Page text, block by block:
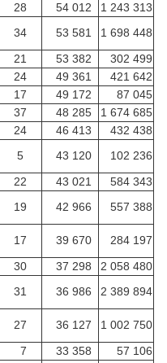
28 54 012
1 243 313
34 53 581
1 698 448
21 53 382
302 499
24 49 361
421 642
17 49 172
87 045
37 48 285
1 674 685
24 46 413
432 438
5 43 120
102 236
22 43 021
584 343
19 42 966 557 388
17 39 670
284 197
30 37 298
2 058 480
31 36 986 2 389 894
27 36 127
1 002 750
7 33 358
57 106